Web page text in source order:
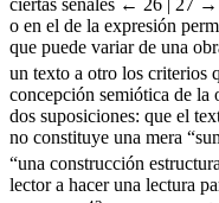
o en el de la expresión
que puede variar de una
un texto a otro los criterios
concepción semiótica de la
dos suposiciones: que el
no constituye una mera
“una construcción
lector a hacer una lectura